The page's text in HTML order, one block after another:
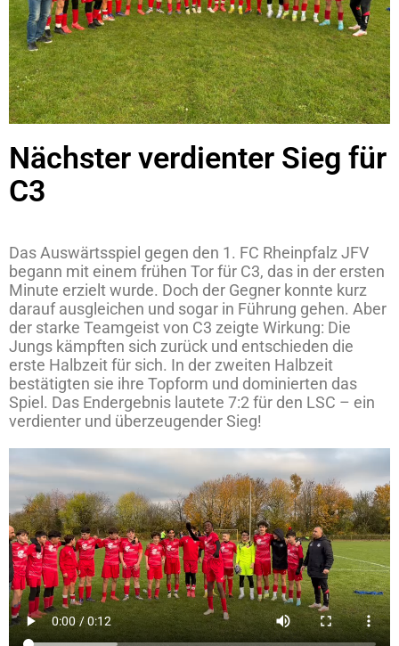
Nächster verdienter Sieg für
C3
Das Auswärtsspiel gegen den 1. FC Rheinpfalz JFV
begann mit einem frühen Tor für C3, das in der ersten
Minute erzielt wurde. Doch der Gegner konnte kurz
darauf ausgleichen und sogar in Führung gehen. Aber
der starke Teamgeist von C3 zeigte Wirkung: Die
Jungs kämpften sich zurück und entschieden die
erste Halbzeit für sich. In der zweiten Halbzeit
bestätigten sie ihre Topform und dominierten das
Spiel. Das Endergebnis lautete 7:2 für den LSC – ein
verdienter und überzeugender Sieg!